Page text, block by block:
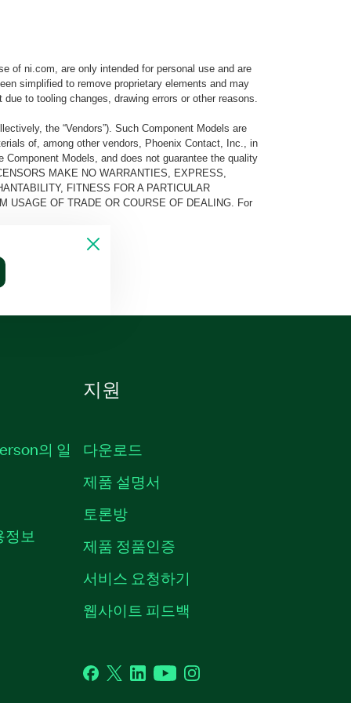
of ni.com, are only intended for personal use and are
simplified to remove proprietary elements and may
to tooling changes, drawing errors or other reasons.
the “Vendors”). Such Component Models are
of, among other vendors, Phoenix Contact, Inc., in
Models, and does not guarantee the quality
MAKE NO WARRANTIES, EXPRESS,
FITNESS FOR A PARTICULAR
USAGE OF TRADE OR COURSE OF DEALING. For
의 일
보
지원
다운로드
제품 설명서
토론방
제품 정품인증
서비스 요청하기
웹사이트 피드백
Facebook
TwitterLinkedInYouTubeInstagram